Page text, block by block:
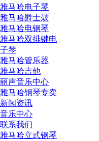
雅马哈电子琴
雅马哈爵士鼓
雅马哈电钢琴
雅马哈双排键电
子琴
雅马哈管乐器
雅马哈吉他
丽声音乐中心
雅马哈钢琴专卖
新闻资讯
音乐中心
联系我们
雅马哈立式钢琴